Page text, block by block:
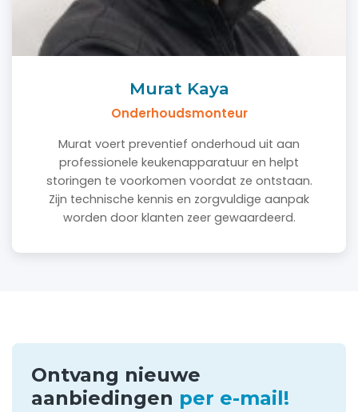
Murat Kaya
Onderhoudsmonteur
Murat voert preventief onderhoud uit aan
professionele keukenapparatuur en helpt
storingen te voorkomen voordat ze ontstaan.
Zijn technische kennis en zorgvuldige aanpak
worden door klanten zeer gewaardeerd.
Ontvang nieuwe
aanbiedingen per e-mail!